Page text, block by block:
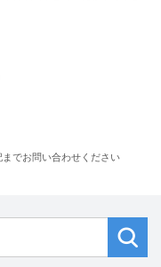
でお問い合わせください